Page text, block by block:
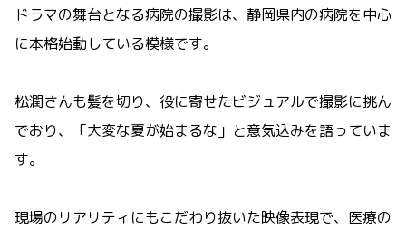
ドラマの舞台となる病院の撮影は、静岡県内の病院を中心
に本格始動している模様です。
松潤さんも髪を切り、役に寄せたビジュアルで撮影に挑ん
でおり、「大変な夏が始まるな」と意気込みを語っていま
す。
現場のリアリティにもこだわり抜いた映像表現で、医療の